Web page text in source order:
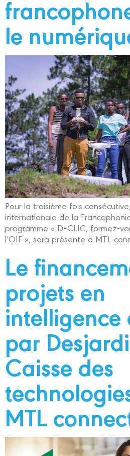
le
Pour la troisième fois
internationale de la
programme « D-CLIC, formez-
l’OIF », sera présente à MTL
Le
projets en
par
Caisse des
MTL